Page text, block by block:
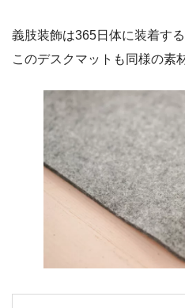
義肢装飾は365日体に装着す
このデスクマットも同様の素